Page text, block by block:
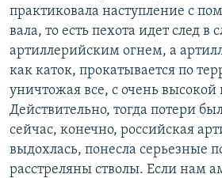
практиковала наступление с
вала, то есть пехота идет след в
артиллерийским огнем, а
как каток, прокатывается по
уничтожая все, с очень высокой
Действительно, тогда потери
сейчас, конечно, российская
выдохлась, понесла серьезные
расстреляны стволы. Если нам